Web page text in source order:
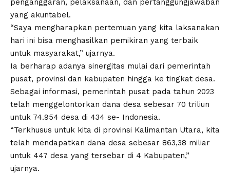
penganggaran, pelaksanaan, dan pertanggungjawaban
yang akuntabel.
“Saya mengharapkan pertemuan yang kita laksanakan
hari ini bisa menghasilkan pemikiran yang terbaik
untuk masyarakat,” ujarnya.
Ia berharap adanya sinergitas mulai dari pemerintah
pusat, provinsi dan kabupaten hingga ke tingkat desa.
Sebagai informasi, pemerintah pusat pada tahun 2023
telah menggelontorkan dana desa sebesar 70 triliun
untuk 74.954 desa di 434 se- Indonesia.
“Terkhusus untuk kita di provinsi Kalimantan Utara, kita
telah mendapatkan dana desa sebesar 863,38 miliar
untuk 447 desa yang tersebar di 4 Kabupaten,”
ujarnya.